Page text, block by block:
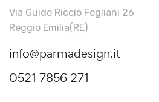
Via Guido Riccio Fogliani 26
Reggio Emilia(RE)
info@parmadesign.it
0521 7856 271